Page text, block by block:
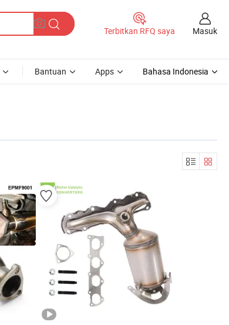
Terbitkan RFQ saya Masuk
Bantuan Apps Bahasa Indonesia